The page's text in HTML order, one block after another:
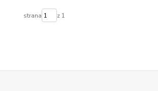
strana z 1